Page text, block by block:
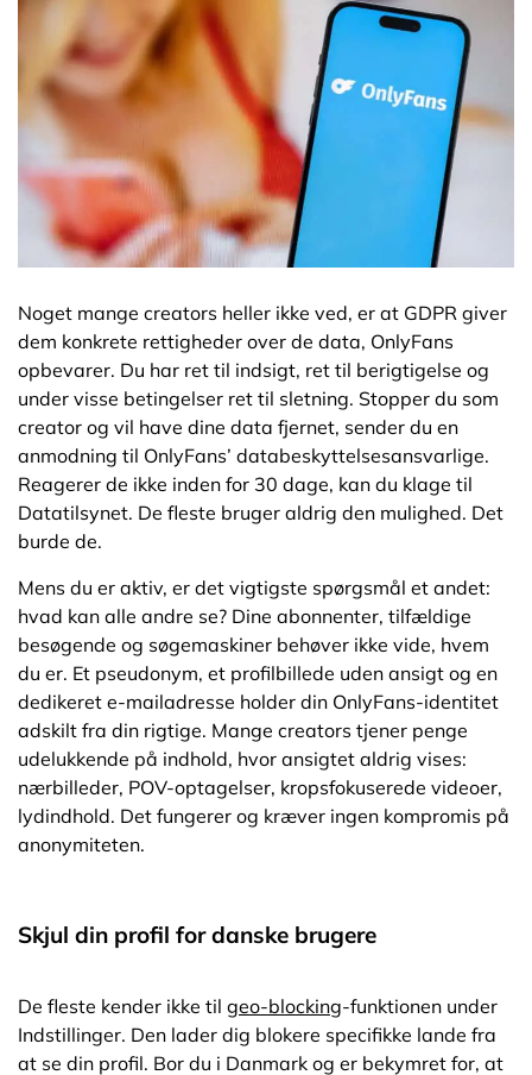
Noget mange creators heller ikke ved, er at GDPR giver
dem konkrete rettigheder over de data, OnlyFans
opbevarer. Du har ret til indsigt, ret til berigtigelse og
under visse betingelser ret til sletning. Stopper du som
creator og vil have dine data fjernet, sender du en
anmodning til OnlyFans’ databeskyttelsesansvarlige.
Reagerer de ikke inden for 30 dage, kan du klage til
Datatilsynet. De fleste bruger aldrig den mulighed. Det
burde de.
Mens du er aktiv, er det vigtigste spørgsmål et andet:
hvad kan alle andre se? Dine abonnenter, tilfældige
besøgende og søgemaskiner behøver ikke vide, hvem
du er. Et pseudonym, et profilbillede uden ansigt og en
dedikeret e-mailadresse holder din OnlyFans-identitet
adskilt fra din rigtige. Mange creators tjener penge
udelukkende på indhold, hvor ansigtet aldrig vises:
nærbilleder, POV-optagelser, kropsfokuserede videoer,
lydindhold. Det fungerer og kræver ingen kompromis på
anonymiteten.
Skjul din profil for danske brugere
De fleste kender ikke til geo-blocking-funktionen under
Indstillinger. Den lader dig blokere specifikke lande fra
at se din profil. Bor du i Danmark og er bekymret for, at